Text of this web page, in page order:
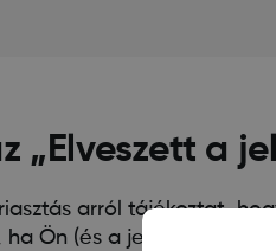
„Elveszett a
arról tájékoztat,
Ön (és a jeladó) túl